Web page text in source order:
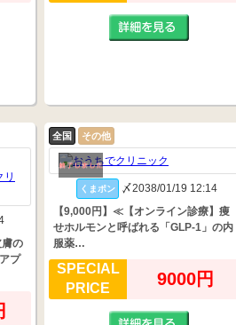
の
プ
全国 その他
くまポン
〆2038/01/19 12:14
【9,000円】≪【オンライン診療】痩
せホルモンと呼ばれる「GLP-1」の内
服薬…
SPECIAL
PRICE
9000円